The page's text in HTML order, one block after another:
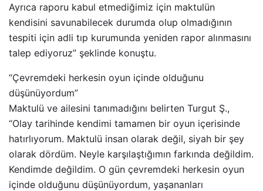
Ayrıca raporu kabul etmediğimiz için maktulün
kendisini savunabilecek durumda olup olmadığının
tespiti için adli tıp kurumunda yeniden rapor alınmasını
talep ediyoruz” şeklinde konuştu.
“Çevremdeki herkesin oyun içinde olduğunu
düşünüyordum”
Maktulü ve ailesini tanımadığını belirten Turgut Ş.,
“Olay tarihinde kendimi tamamen bir oyun içerisinde
hatırlıyorum. Maktulü insan olarak değil, siyah bir şey
olarak dördüm. Neyle karşılaştığımın farkında değildim.
Kendimde değildim. O gün çevremdeki herkesin oyun
içinde olduğunu düşünüyordum, yaşananları